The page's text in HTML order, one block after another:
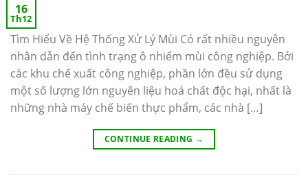
16
Th12
Tìm Hiểu Về Hệ Thống Xử Lý Mùi Có rất nhiều nguyên
nhân dẫn đến tình trạng ô nhiểm mùi công nghiệp. Bởi
các khu chế xuất công nghiệp, phần lớn đều sử dụng
một số lượng lớn nguyên liệu hoá chất độc hại, nhất là
những nhà máy chế biến thực phẩm, các nhà […]
CONTINUE READING →